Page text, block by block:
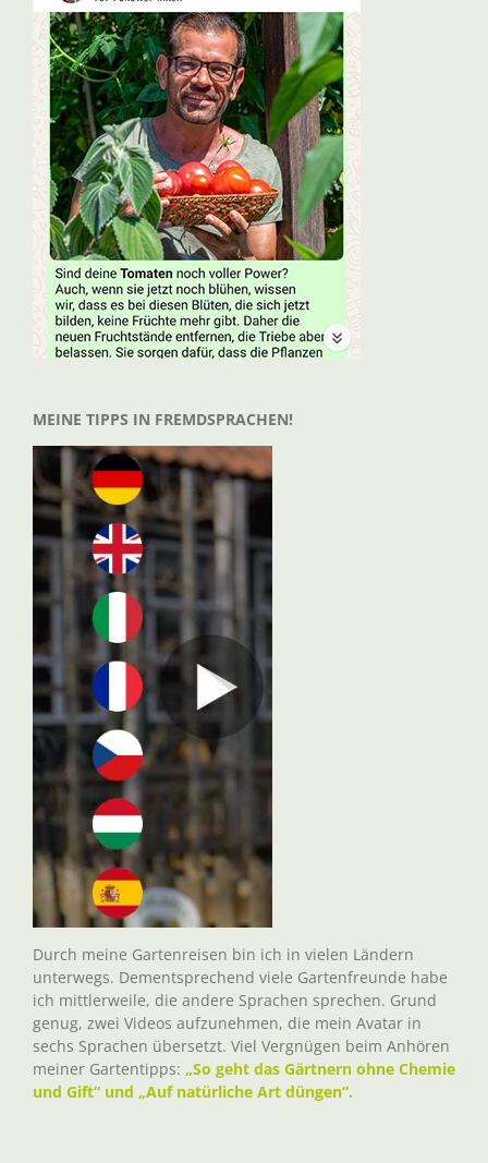
MEINE TIPPS IN FREMDSPRACHEN!
Durch meine Gartenreisen bin ich in vielen Ländern
unterwegs. Dementsprechend viele Gartenfreunde habe
ich mittlerweile, die andere Sprachen sprechen. Grund
genug, zwei Videos aufzunehmen, die mein Avatar in
sechs Sprachen übersetzt. Viel Vergnügen beim Anhören
meiner Gartentipps: „So geht das Gärtnern ohne Chemie
und Gift“ und „Auf natürliche Art düngen“.